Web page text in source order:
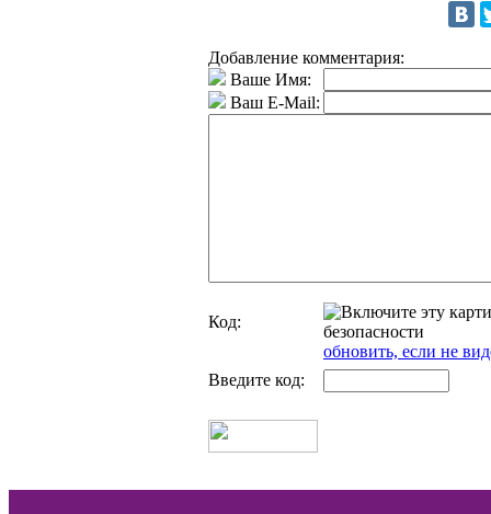
Добавление комментария:
Ваше Имя:
Ваш E-Mail:
Код:
обновить, если не
Введите код: